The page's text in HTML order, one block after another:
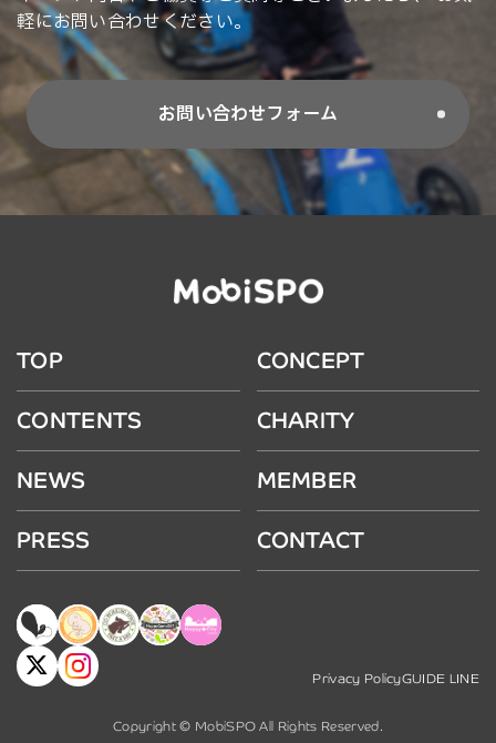
軽にお問い合わせください。
お問い合わせフォーム
TOP CONCEPT
CONTENTS CHARITY
NEWS MEMBER
PRESS CONTACT
Privacy PolicyGUIDE LINE
Copyright © MobiSPO All Rights Reserved.